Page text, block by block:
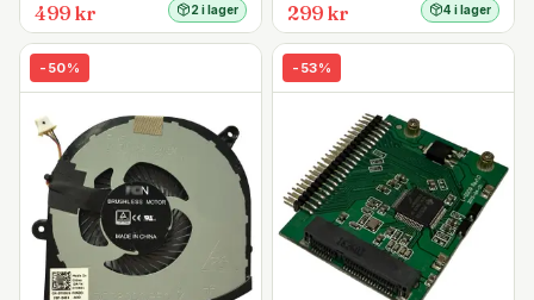
499 kr 2 i lager 299 kr 4 i lager
- 50% - 53%